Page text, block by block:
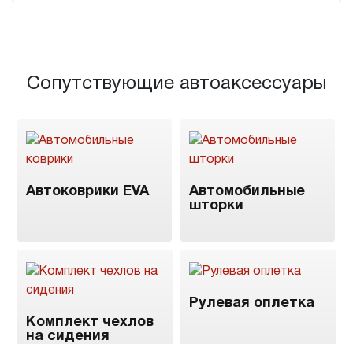
Сопутствующие автоаксессуары
Автоковрики EVA
Автомобильные
шторки
Комплект чехлов
на сидения
Рулевая оплетка